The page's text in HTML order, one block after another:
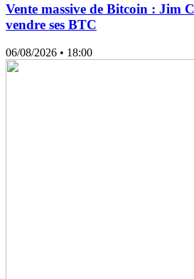
Vente massive de Bitcoin : Jim
vendre ses BTC
06/08/2026 • 18:00